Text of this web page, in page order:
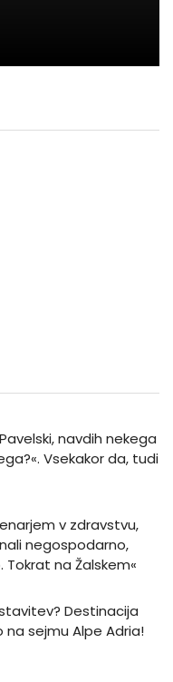
navdih nekega
Vsekakor da, tudi
v zdravstvu,
negospodarno,
na Žalskem«
Destinacija
na sejmu Alpe Adria!